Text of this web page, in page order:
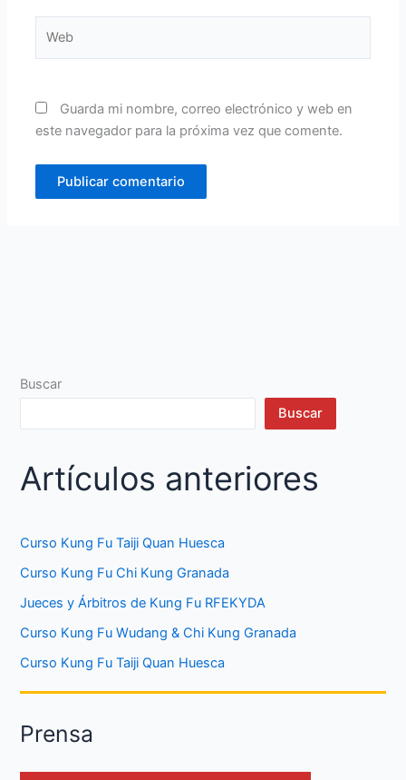
Guarda mi nombre, correo electrónico y web en
este navegador para la próxima vez que comente.
Buscar
Buscar
Artículos anteriores
Curso Kung Fu Taiji Quan Huesca
Curso Kung Fu Chi Kung Granada
Jueces y Árbitros de Kung Fu RFEKYDA
Curso Kung Fu Wudang & Chi Kung Granada
Curso Kung Fu Taiji Quan Huesca
Prensa